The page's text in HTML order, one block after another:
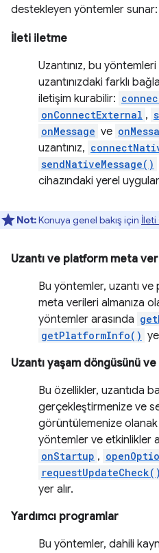
destekleyen yöntemler sunar:
İleti iletme
Uzantınız, bu
uzantınızdaki farklı
iletişim kurabilir:
onConnectExternal ,
onMessage ve
uzantınız,
sendNativeMessage()
cihazındaki yerel
Not:Konuya genel bakış için
Uzantı ve platform meta
Bu yöntemler, uzantı
meta verileri almanıza
yöntemler arasında
getPlatformInfo()
Uzantı yaşam döngüsünü
Bu özellikler, uzantıda
gerçekleştirmenize ve
görüntülemenize
yöntemler ve etkinlikler
onStartup ,
requestUpdateCheck()
yer alır.
Yardımcı programlar
Bu yöntemler, dahili